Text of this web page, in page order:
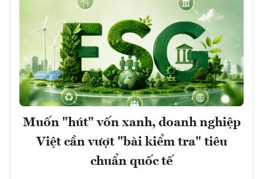
Muốn "hút" vốn xanh, doanh nghiệp
Việt cần vượt "bài kiểm tra" tiêu
chuẩn quốc tế